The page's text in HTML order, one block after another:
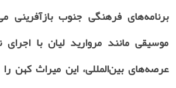
برنامه‌های فرهنگی جنوب
موسیقی مانند مروارید لیان با
عرصه‌های بین‌المللی، این میراث کهن